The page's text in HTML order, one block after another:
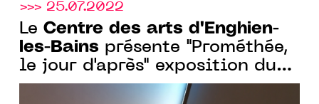
>>> 25.07.2022
Le Centre des arts d'Enghien-
les-Bains présente "Prométhée,
le jour d'après" exposition du
21 sept. au 18 déc. 2022